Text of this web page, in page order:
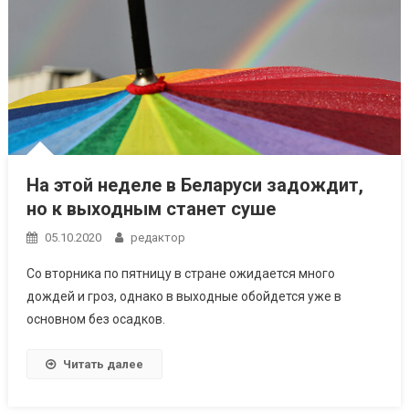
На этой неделе в Беларуси задождит,
но к выходным станет суше
05.10.2020 редактор
Со вторника по пятницу в стране ожидается много
дождей и гроз, однако в выходные обойдется уже в
основном без осадков.
Читать далее